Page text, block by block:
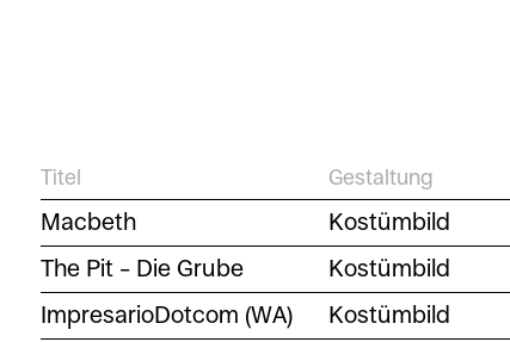
Titel Gestaltung
Macbeth Kostümbild
The Pit – Die Grube
Kostümbild
ImpresarioDotcom (WA)
Kostümbild